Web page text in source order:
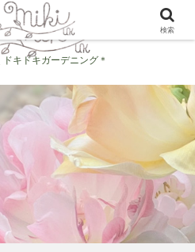
キドキガーデニング＊
検索